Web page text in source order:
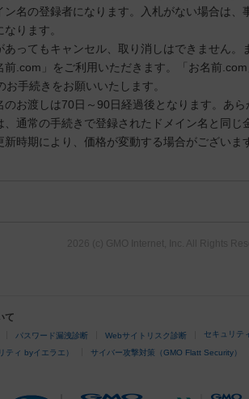
名の登録者になります。入札がない場合は
ります。
ってもキャンセル、取り消しはできません。
.com」をご利用いただきます。「お名前
手続きをお願いいたします。
お渡しは70日～90日経過後となります。あら
通常の手続きで登録されたドメイン名と同じ
時期により、価格が変動する場合がございま
て
パスワード漏洩診断 Webサイトリスク診断 セキュリテ
ティ byイエラエ） サイバー攻撃対策（GMO Flatt Security）